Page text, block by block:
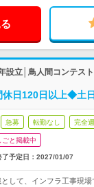
設立│鳥人間コンテス
休日120日以上◆土
急募 転勤なし 完全
ごと掲載中
了予定日： 2027/01/07
して、インフラ工事現